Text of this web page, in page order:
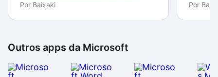
Por Baixaki Por
Outros apps da Microsoft